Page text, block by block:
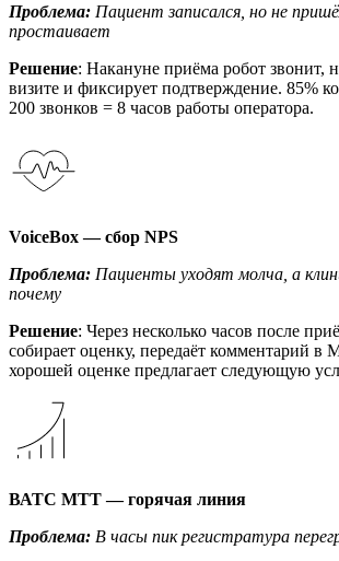
Проблема: Пациент записался, но не
простаивает
Решение: Накануне приёма робот звонит,
визите и фиксирует подтверждение. 85%
200 звонков = 8 часов работы оператора.
VoiceBox — сбор NPS
Проблема: Пациенты уходят молча, а
почему
Решение: Через несколько часов после
собирает оценку, передаёт комментарий
хорошей оценке предлагает следующую
ВАТС МТТ — горячая линия
Проблема: В часы пик регистратура